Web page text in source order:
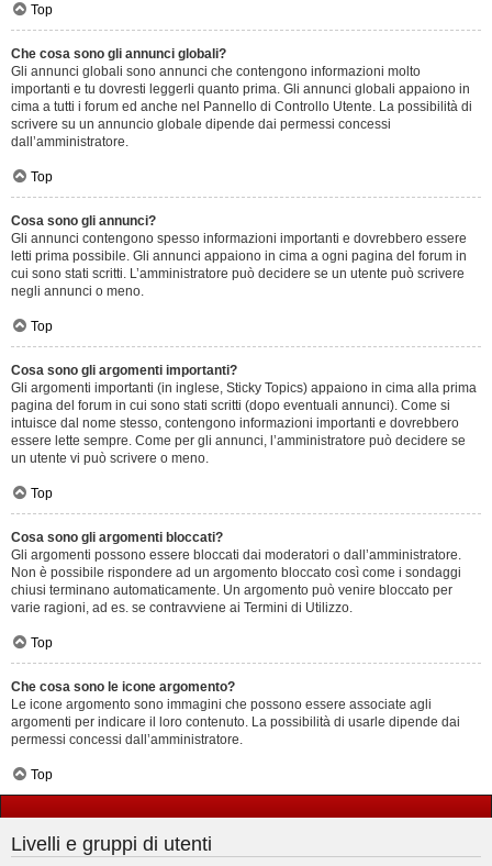
Top
Che cosa sono gli annunci globali?
Gli annunci globali sono annunci che contengono informazioni molto
importanti e tu dovresti leggerli quanto prima. Gli annunci globali appaiono in
cima a tutti i forum ed anche nel Pannello di Controllo Utente. La possibilità di
scrivere su un annuncio globale dipende dai permessi concessi
dall’amministratore.
Top
Cosa sono gli annunci?
Gli annunci contengono spesso informazioni importanti e dovrebbero essere
letti prima possibile. Gli annunci appaiono in cima a ogni pagina del forum in
cui sono stati scritti. L’amministratore può decidere se un utente può scrivere
negli annunci o meno.
Top
Cosa sono gli argomenti importanti?
Gli argomenti importanti (in inglese, Sticky Topics) appaiono in cima alla prima
pagina del forum in cui sono stati scritti (dopo eventuali annunci). Come si
intuisce dal nome stesso, contengono informazioni importanti e dovrebbero
essere lette sempre. Come per gli annunci, l’amministratore può decidere se
un utente vi può scrivere o meno.
Top
Cosa sono gli argomenti bloccati?
Gli argomenti possono essere bloccati dai moderatori o dall’amministratore.
Non è possibile rispondere ad un argomento bloccato così come i sondaggi
chiusi terminano automaticamente. Un argomento può venire bloccato per
varie ragioni, ad es. se contravviene ai Termini di Utilizzo.
Top
Che cosa sono le icone argomento?
Le icone argomento sono immagini che possono essere associate agli
argomenti per indicare il loro contenuto. La possibilità di usarle dipende dai
permessi concessi dall’amministratore.
Top
Livelli e gruppi di utenti